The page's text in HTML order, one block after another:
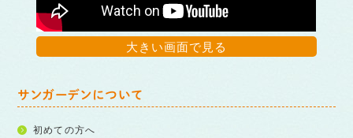
大きい画面で見る
サンガーデンについて
初めての方へ